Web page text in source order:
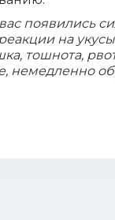
появились
на
тошнота,
немедленно